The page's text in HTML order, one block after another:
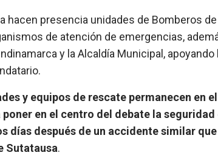
hacen presencia unidades de Bomberos
de atención de emergencias,
y la Alcaldía Municipal,
y equipos de rescate permanecen en
poner en el centro del debate la
días después de un accidente similar
Sutatausa.